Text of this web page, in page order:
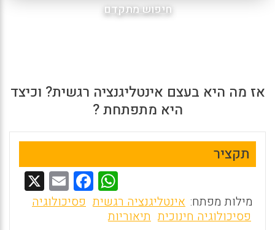
חיפוש מתקדם
אז מה היא בעצם אינטליגנציה רגשית? וכיצד
היא מתפתחת ?
תקציר
W
h
F
a
E
m מילות מפתח: אינטליגנציה רגשית פסיכולוגיה
פסיכולוגיה חינוכית תיאוריות